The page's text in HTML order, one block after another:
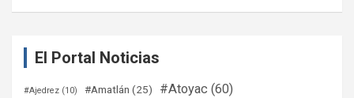
El Portal Noticias
#Ajedrez (10) #Amatlán (25) #Atoyac (60)